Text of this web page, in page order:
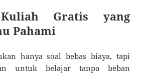
Gratis yang
Pahami
hanya soal bebas biaya, tapi
untuk belajar tanpa beban